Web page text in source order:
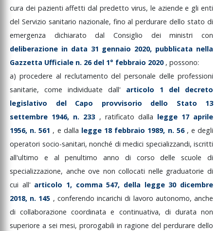
cura dei pazientiaffettidalpredetto virus, le aziendee glienti
del Servizio sanitario nazionale, finoalperduraredellostatodi
emergenza dichiaratodalConsiglio deiministricon
deliberazione in data 31 gennaio 2020, pubblicata nella
Gazzetta Ufficiale n. 26 del 1° febbraio 2020 , possono:
a) procedere al reclutamentodelpersonaledelleprofessioni
sanitarie, come individuate dall' articolo 1 del decreto
legislativo del Capo provvisorio dello Stato 13
settembre 1946, n. 233 , ratificato dalla legge 17 aprile
1956, n.561 , e dalla legge 18 febbraio 1989, n. 56 ,edegli
operatori socio-sanitari, nonché di medici specializzandi, iscritti
all'ultimo e alpenultimoanno di corsodellescuoledi
specializzazione, ancheove noncollocati nelle graduatoriedi
cui all' articolo 1, comma547, della legge 30 dicembre
2018, n. 145 , conferendoincarichidi lavoro autonomo,anche
dicollaborazionecoordinatae continuativa, di duratanon
superiore a sei mesi, prorogabili in ragione del perdurare dello